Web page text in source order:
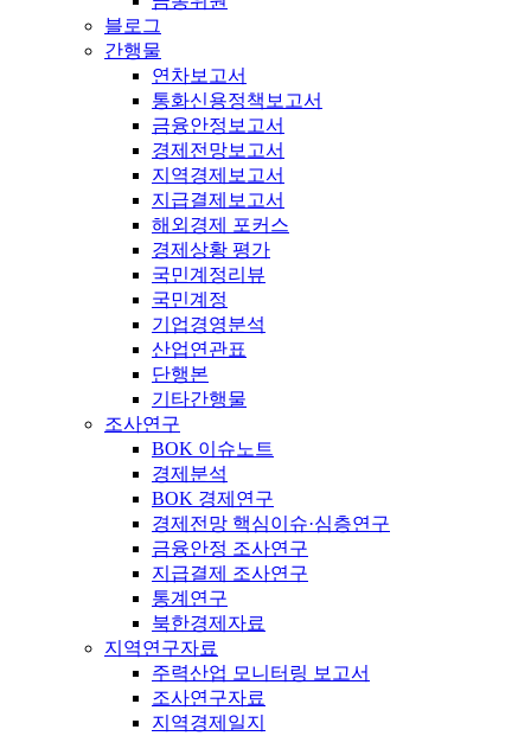
블로그
간행물
연차보고서
통화신용정책보고서
금융안정보고서
경제전망보고서
지역경제보고서
지급결제보고서
해외경제 포커스
경제상황 평가
국민계정리뷰
국민계정
기업경영분석
산업연관표
단행본
기타간행물
조사연구
BOK 이슈노트
경제분석
BOK 경제연구
경제전망 핵심이슈·심층연구
금융안정 조사연구
지급결제 조사연구
통계연구
북한경제자료
지역연구자료
주력산업 모니터링 보고서
조사연구자료
지역경제일지